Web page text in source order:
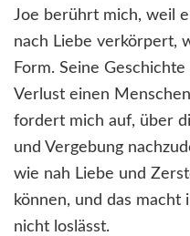
Joe berührt mich, weil
nach Liebe verkörpert,
Form. Seine
Verlust einen
fordert mich auf, über
und Vergebung
wie nah Liebe und
können, und das macht
nicht loslässt.